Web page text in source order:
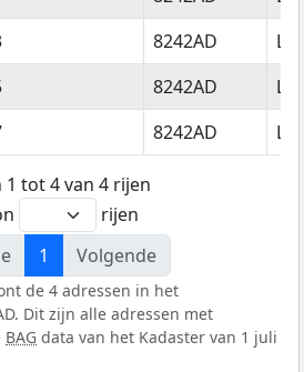
8242AD
8242AD
8242AD
1 tot 4 van 4 rijen
rijen
1 Volgende
de 4 adressen in het
Dit zijn alle adressen met
BAG data van het Kadaster van 1 juli